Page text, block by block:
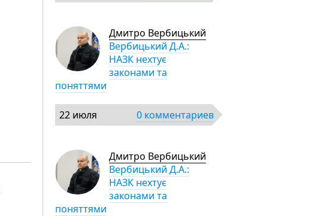
Дмитро Вербицький
Вербицький Д.А.:
НАЗК нехтує
законами та
поняттями
22 июля 0 комментариев
Дмитро Вербицький
Вербицький Д.А.:
НАЗК нехтує
законами та
поняттями